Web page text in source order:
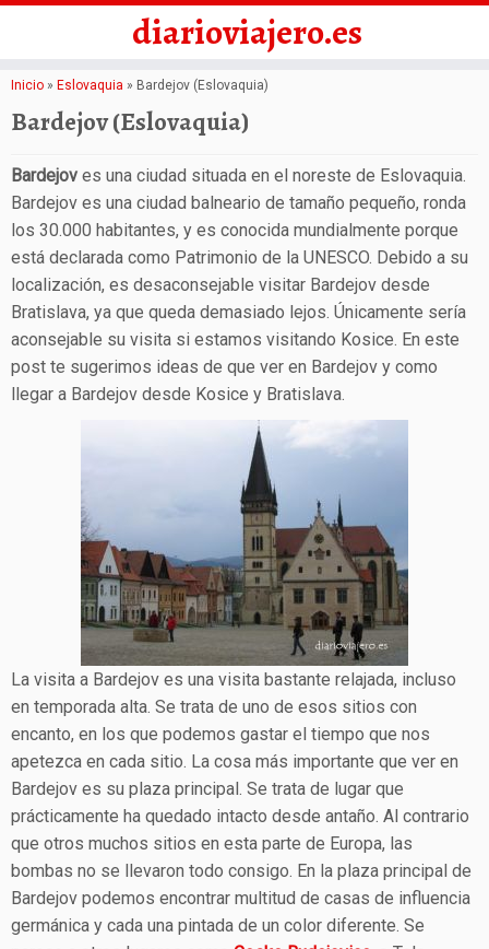
Saltar
al
diarioviajero.es
Inicio » Eslovaquia » Bardejov (Eslovaquia)
Bardejov (Eslovaquia)
Bardejov es una ciudad situada en el noreste de Eslovaquia.
Bardejov es una ciudad balneario de tamaño pequeño, ronda
los 30.000 habitantes, y es conocida mundialmente porque
está declarada como Patrimonio de la UNESCO. Debido a su
localización, es desaconsejable visitar Bardejov desde
Bratislava, ya que queda demasiado lejos. Únicamente sería
aconsejable su visita si estamos visitando Kosice. En este
post te sugerimos ideas de que ver en Bardejov y como
llegar a Bardejov desde Kosice y Bratislava.
La visita a Bardejov es una visita bastante relajada, incluso
en temporada alta. Se trata de uno de esos sitios con
encanto, en los que podemos gastar el tiempo que nos
apetezca en cada sitio. La cosa más importante que ver en
Bardejov es su plaza principal. Se trata de lugar que
prácticamente ha quedado intacto desde antaño. Al contrario
que otros muchos sitios en esta parte de Europa, las
bombas no se llevaron todo consigo. En la plaza principal de
Bardejov podemos encontrar multitud de casas de influencia
germánica y cada una pintada de un color diferente. Se